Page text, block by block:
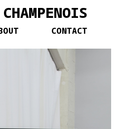
CONTACT